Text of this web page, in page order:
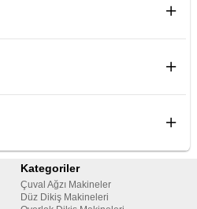
Kategoriler
Çuval Ağzı Makineler
Düz Dikiş Makineleri